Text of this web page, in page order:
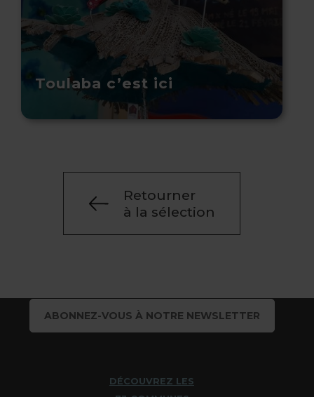
Toulaba c’est ici
Retourner
à la sélection
ABONNEZ-VOUS À NOTRE NEWSLETTER
DÉCOUVREZ LES